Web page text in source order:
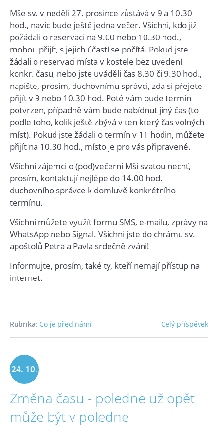
Mše sv. v neděli 27. prosince zůstává v 9 a 10.30
hod., navíc bude ještě jedna večer. Všichni, kdo již
požádali o reservaci na 9.00 nebo 10.30 hod.,
mohou přijít, s jejich účastí se počítá. Pokud jste
žádali o reservaci místa v kostele bez uvedení
konkr. času, nebo jste uváděli čas 8.30 či 9.30 hod.,
napište, prosím, duchovnímu správci, zda si přejete
přijít v 9 nebo 10.30 hod. Poté vám bude termín
potvrzen, případně vám bude nabídnut jiný čas (to
podle toho, kolik ještě zbývá v ten který čas volných
míst). Pokud jste žádali o termín v 11 hodin, můžete
přijít na 10.30 hod., místo je pro vás připravené.
Všichni zájemci o (pod)večerní Mši svatou nechť,
prosím, kontaktují nejlépe do 14.00 hod.
duchovního správce k domluvě konkrétního
termínu.
Všichni můžete využít formu SMS, e-mailu, zprávy na
WhatsApp nebo Signal. Všichni jste do chrámu sv.
apoštolů Petra a Pavla srdečně zváni!
Informujte, prosím, také ty, kteří nemají přístup na
internet.
Celý příspěvek
Rubrika: Co je před námi
24. 10.
2020
Změna času - poledne už opět
může být v poledne